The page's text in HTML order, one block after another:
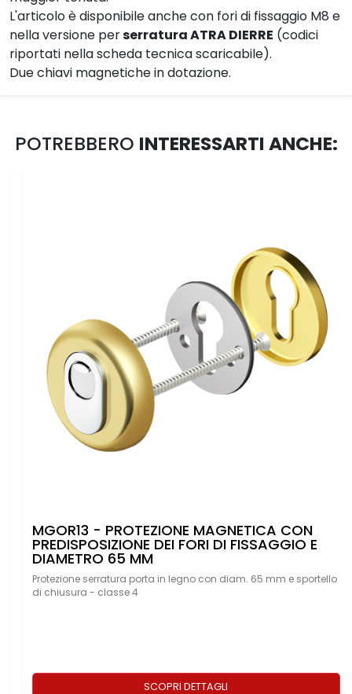
L'articolo è disponibile anche con fori di fissaggio M8 e
nella versione perserratura ATRA DIERRE (codici
riportati nella scheda tecnica scaricabile).
Due chiavi magnetiche in dotazione.
POTREBBERO INTERESSARTI ANCHE:
PROTEZIONE PER "OMEGA"
SCOPRI DETTAGLI